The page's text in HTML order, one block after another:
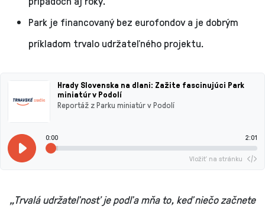
Park je financovaný bez eurofondov a je dobrým
príkladom trvalo udržateľného projektu.
Hrady Slovenska na dlani: Zažite fascinujúci Park
miniatúr v Podolí
Reportáž z Parku miniatúr v Podolí
0:00 2:01
Vložiť na stránku
„Trvalá udržateľnosť je podľa mňa to, keď niečo začnete